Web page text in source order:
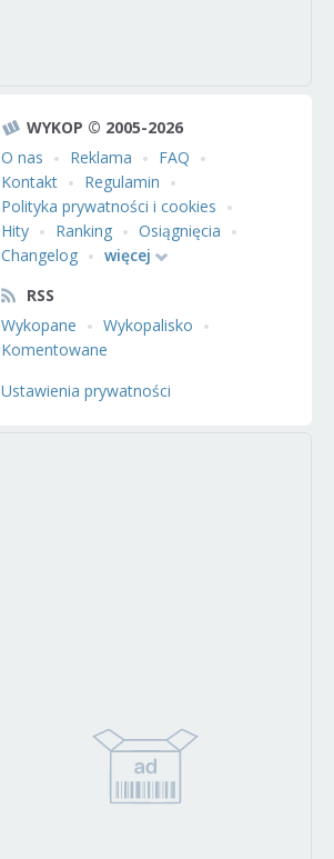
WYKOP © 2005-2026
O nas
Reklama
FAQ
Kontakt
Regulamin
Polityka prywatności i cookies
Hity
Ranking
Osiągnięcia
Changelog
więcej
RSS
Wykopane
Wykopalisko
Komentowane
Ustawienia prywatności